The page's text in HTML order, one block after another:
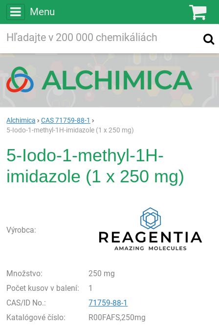
Menu
Vyhľadávanie
Alchimica
CAS 71759-88-1
5-Iodo-1-methyl-1H-imidazole (1 x 250 mg)
5-Iodo-1-methyl-1H-
imidazole (1 x 250 mg)
Výrobca:
Množstvo:
250 mg
Počet kusov v balení:
1
CAS/ID No.:
71759-88-1
Katalógové číslo:
R00FAFS,250mg